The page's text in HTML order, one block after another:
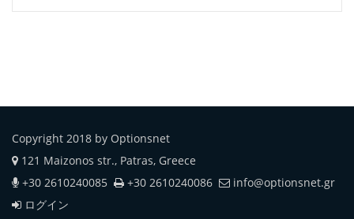
Copyright 2018 by Optionsnet
121 Maizonos str., Patras, Greece
+30 2610240085
+30 2610240086
info@optionsnet.gr
ログイン